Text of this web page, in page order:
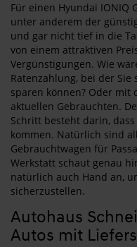
Für einen Hyundai IONIQ
unter anderem der
und gar nicht tief in die
von einem attraktiven
Vergünstigungen. Wie
Ratenzahlung, bei der
sparen können? Oder mit
aktuellen Gebrauchten.
Schritt besteht darin,
kommen. Natürlich sind
Gebrauchtwagen für
Werkstatt schaut genau
natürlich auch Hand an,
sicherzustellen.
Autohaus
Autos mit